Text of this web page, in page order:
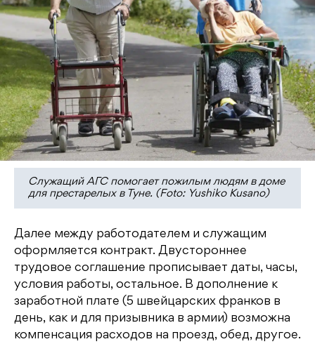
Служащий АГС помогает пожилым людям в доме
для престарелых в Туне. (Foto: Yushiko Kusano)
Далее между работодателем и служащим
оформляется контракт. Двустороннее
трудовое соглашение прописывает даты, часы,
условия работы, остальное. В дополнение к
заработной плате (5 швейцарских франков в
день, как и для призывника в армии) возможна
компенсация расходов на проезд, обед, другое.